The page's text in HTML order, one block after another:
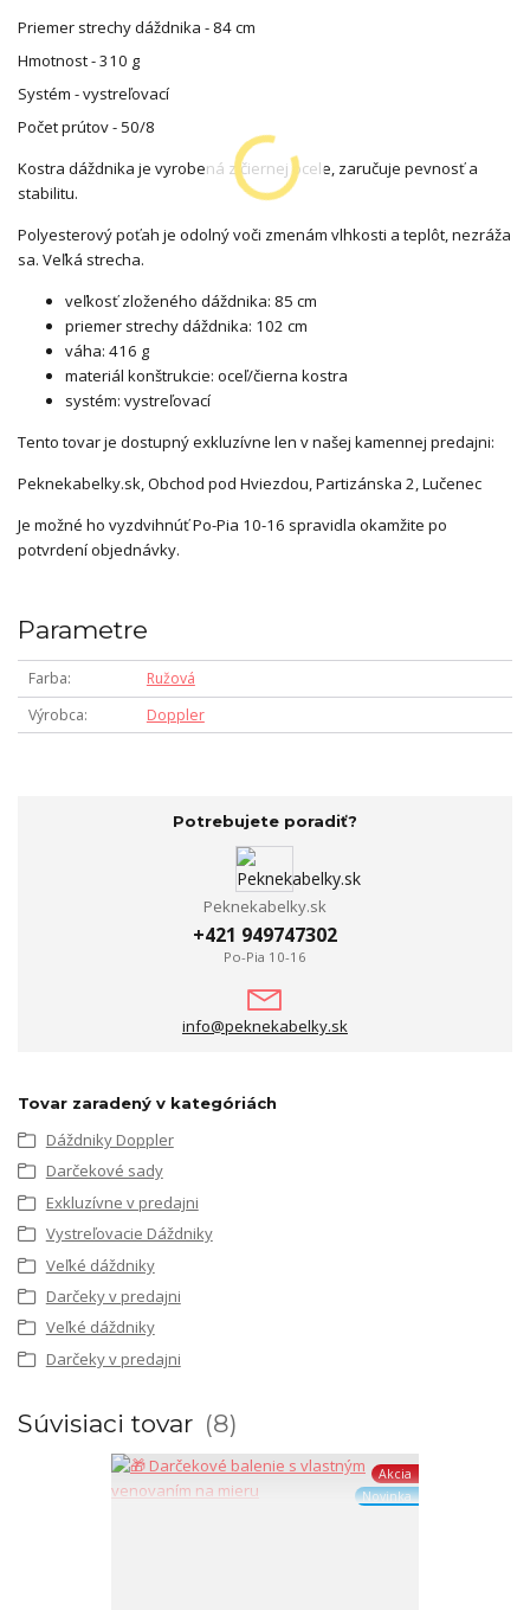
Priemer strechy dáždnika - 84 cm
Hmotnost - 310 g
Systém - vystreľovací
Počet prútov - 50/8
Kostra dáždnika je vyrobená z čiernej ocele, zaručuje pevnosť a
stabilitu.
Polyesterový poťah je odolný voči zmenám vlhkosti a teplôt, nezráža
sa. Veľká strecha.
veľkosť zloženého dáždnika: 85 cm
priemer strechy dáždnika: 102 cm
váha: 416 g
materiál konštrukcie: oceľ/čierna kostra
systém: vystreľovací
Tento tovar je dostupný exkluzívne len v našej kamennej predajni:
Peknekabelky.sk, Obchod pod Hviezdou, Partizánska 2, Lučenec
Je možné ho vyzdvihnúť Po-Pia 10-16 spravidla okamžite po
potvrdení objednávky.
Parametre
Farba
Ružová
Výrobca
Doppler
Potrebujete poradiť?
Peknekabelky.sk
+421 949747302
Po-Pia 10-16
info@peknekabelky.sk
Tovar zaradený v kategóriách
Dáždniky Doppler
Darčekové sady
Exkluzívne v predajni
Vystreľovacie Dáždniky
Veľké dáždniky
Darčeky v predajni
Veľké dáždniky
Darčeky v predajni
Súvisiaci tovar 8
Akcia
Novinka